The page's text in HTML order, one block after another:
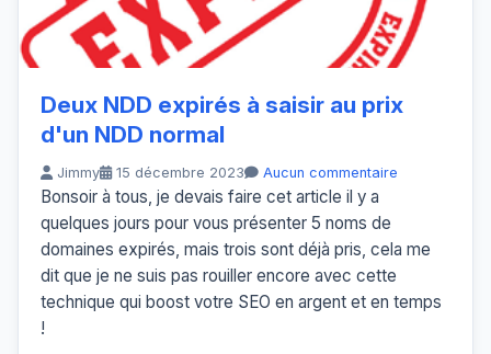
Deux NDD expirés à saisir au prix
d'un NDD normal
Jimmy 15 décembre 2023 Aucun commentaire
Bonsoir à tous, je devais faire cet article il y a
quelques jours pour vous présenter 5 noms de
domaines expirés, mais trois sont déjà pris, cela me
dit que je ne suis pas rouiller encore avec cette
technique qui boost votre SEO en argent et en temps
!